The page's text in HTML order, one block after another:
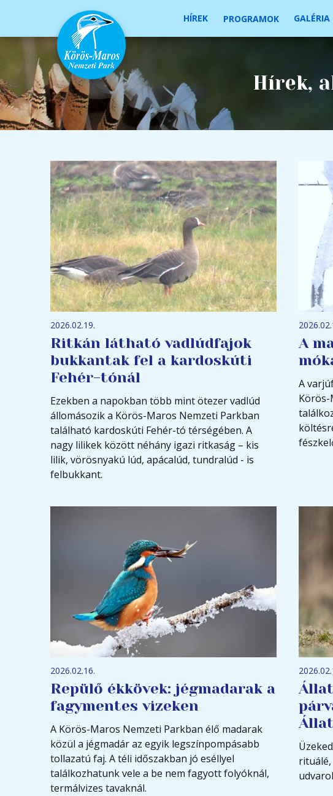
HÍREK PROGRAMOK GALÉRIA
Hírek,
2026.02.19.
Ritkán látható vadlúdfajok
bukkantak fel a kardoskúti
Fehér-tónál
Ezekben a napokban több mint ötezer vadlúd
állomásozik a Körös-Maros Nemzeti Parkban
található kardoskúti Fehér-tó térségében. A
nagy lilikek között néhány igazi ritkaság – kis
lilik, vörösnyakú lúd, apácalúd, tundralúd - is
felbukkant.
A
A
Körös-
2026.02.16.
Repülő ékkövek: jégmadarak a
fagymentes vizeken
A Körös-Maros Nemzeti Parkban élő madarak
közül a jégmadár az egyik legszínpompásabb
tollazatú faj. A téli időszakban jó eséllyel
találkozhatunk vele a be nem fagyott folyóknál,
termálvizes tavaknál.